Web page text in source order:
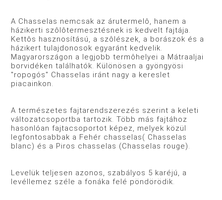
A Chasselas nemcsak az árutermelô, hanem a
házikerti szôlôtermesztésnek is kedvelt fajtája.
Kettôs hasznosítású, a szôlészek, a borászok és a
házikert tulajdonosok egyaránt kedvelik.
Magyarországon a legjobb termôhelyei a Mátraaljai
borvidéken találhatók. Különösen a gyöngyösi
"ropogós" Chasselas iránt nagy a kereslet
piacainkon.
A természetes fajtarendszerezés szerint a keleti
változatcsoportba tartozik. Több más fajtához
hasonlóan fajtacsoportot képez, melyek közül
legfontosabbak a Fehér chasselas( Chasselas
blanc) és a Piros chasselas (Chasselas rouge).
Levelük teljesen azonos, szabályos 5 karéjú, a
levéllemez széle a fonáka felé pöndörödik.